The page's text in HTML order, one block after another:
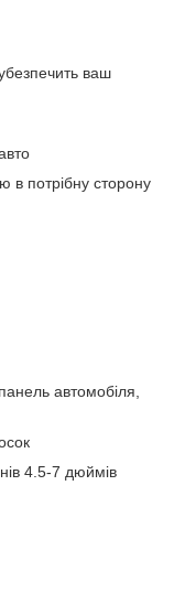
ваш
в потрібну сторону
автомобіля,
4.5-7 дюймів